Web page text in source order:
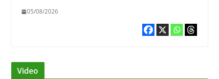
05/08/2026
Video